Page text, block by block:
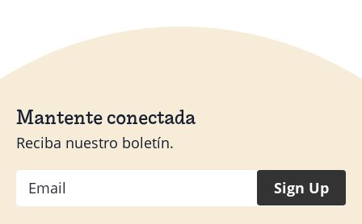
Mantente conectada
Reciba nuestro boletín.
Email
Sign Up